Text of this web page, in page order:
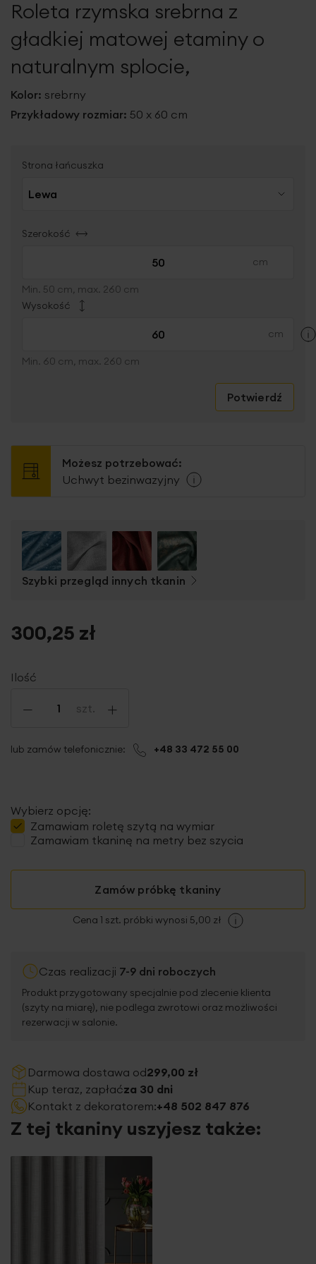
galeriiRoleta rzymska srebrna z
gładkiej matowej etaminy o
naturalnym splocie,
Kolor: srebrny
Przykładowy rozmiar: 50 x 60 cm
Strona łańcuszka
Szerokość
Min. 50 cm, max. 260 cm
Wysokość
Min. 60 cm, max. 260 cm
Potwierdź
Możesz potrzebować:
Uchwyt bezinwazyjny
Szybki przegląd innych tkanin
300,25 zł
Ilość
- szt. +
lub zamów telefonicznie: +48 33 472 55 00
Wybierz opcję:
Zamawiam roletę szytą na wymiar
Zamawiam tkaninę na metry bez szycia
Zamów próbkę tkaniny
Cena 1 szt. próbki wynosi 5,00 zł
Czas realizacji 7-9 dni roboczych
Produkt przygotowany specjalnie pod zlecenie klienta
(szyty na miarę), nie podlega zwrotowi oraz możliwości
rezerwacji w salonie.
Darmowa dostawa od299,00 zł
Kup teraz, zapłaćza 30 dni
Kontakt z dekoratorem:+48 502 847 876
Z tej tkaniny uszyjesz także: